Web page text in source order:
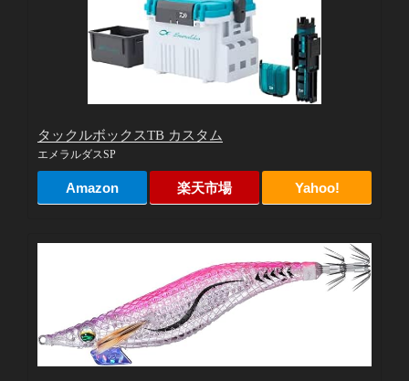
タックルボックスTB カスタム
エメラルダスSP
Amazon 楽天市場 Yahoo!